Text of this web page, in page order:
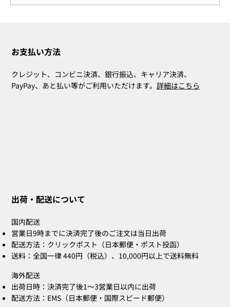
お支払い方法
クレジット、コンビニ決済、銀行振込、キャリア決済、
PayPay、あと払い等がご利用いただけます。詳細はこちら
出荷・配送について
国内配送
営業日9時までに決済完了後のご注文は当日出荷
配送方法：クリックポスト（日本郵便・ポスト投函）
送料：全国一律 440円（税込）、10,000円以上で送料無料
海外配送
出荷日時：決済完了後1〜3営業日以内に出荷
配送方法：EMS（日本郵便・国際スピード郵便）